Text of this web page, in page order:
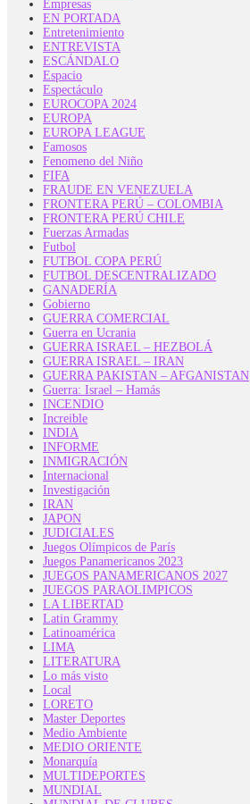
Empresas
EN PORTADA
Entretenimiento
ENTREVISTA
ESCÁNDALO
Espacio
Espectáculo
EUROCOPA 2024
EUROPA
EUROPA LEAGUE
Famosos
Fenomeno del Niño
FIFA
FRAUDE EN VENEZUELA
FRONTERA PERÚ – COLOMBIA
FRONTERA PERÚ CHILE
Fuerzas Armadas
Futbol
FUTBOL COPA PERÚ
FUTBOL DESCENTRALIZADO
GANADERÍA
Gobierno
GUERRA COMERCIAL
Guerra en Ucrania
GUERRA ISRAEL – HEZBOLÁ
GUERRA ISRAEL – IRAN
GUERRA PAKISTAN – AFGANISTAN
Guerra: Israel – Hamás
INCENDIO
Increible
INDIA
INFORME
INMIGRACIÓN
Internacional
Investigación
IRAN
JAPON
JUDICIALES
Juegos Olímpicos de París
Juegos Panamericanos 2023
JUEGOS PANAMERICANOS 2027
JUEGOS PARAOLIMPICOS
LA LIBERTAD
Latin Grammy
Latinoamérica
LIMA
LITERATURA
Lo más visto
Local
LORETO
Master Deportes
Medio Ambiente
MEDIO ORIENTE
Monarquía
MULTIDEPORTES
MUNDIAL